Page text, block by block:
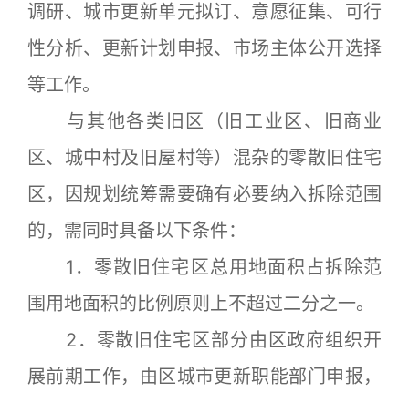
调研、城市更新单元拟订、意愿征集、可行
性分析、更新计划申报、市场主体公开选择
等工作。
与其他各类旧区（旧工业区、旧商业
区、城中村及旧屋村等）混杂的零散旧住宅
区，因规划统筹需要确有必要纳入拆除范围
的，需同时具备以下条件：
1．零散旧住宅区总用地面积占拆除范
围用地面积的比例原则上不超过二分之一。
2．零散旧住宅区部分由区政府组织开
展前期工作，由区城市更新职能部门申报，